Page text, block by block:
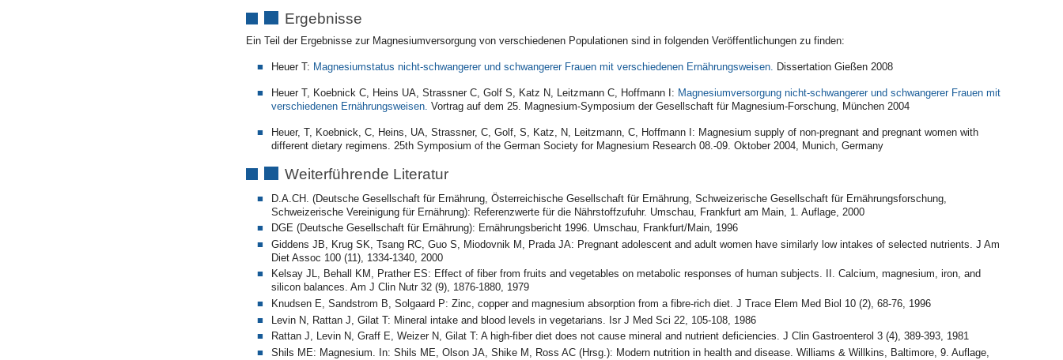
Ergebnisse
Ein Teil der Ergebnisse zur Magnesiumversorgung von verschiedenen Populationen sind in folgenden Veröffentlichungen zu finden:
Heuer T: Magnesiumstatus nicht-schwangerer und schwangerer Frauen mit verschiedenen Ernährungsweisen. Dissertation Gießen 2008
Heuer T, Koebnick C, Heins UA, Strassner C, Golf S, Katz N, Leitzmann C, Hoffmann I: Magnesiumversorgung nicht-schwangerer und schwangerer Frauen mit
verschiedenen Ernährungsweisen. Vortrag auf dem 25. Magnesium-Symposium der Gesellschaft für Magnesium-Forschung, München 2004
Heuer, T, Koebnick, C, Heins, UA, Strassner, C, Golf, S, Katz, N, Leitzmann, C, Hoffmann I: Magnesium supply of non-pregnant and pregnant women with
different dietary regimens. 25th Symposium of the German Society for Magnesium Research 08.-09. Oktober 2004, Munich, Germany
Weiterführende Literatur
D.A.CH. (Deutsche Gesellschaft für Ernährung, Österreichische Gesellschaft für Ernährung, Schweizerische Gesellschaft für Ernährungsforschung,
Schweizerische Vereinigung für Ernährung): Referenzwerte für die Nährstoffzufuhr. Umschau, Frankfurt am Main, 1. Auflage, 2000
DGE (Deutsche Gesellschaft für Ernährung): Ernährungsbericht 1996. Umschau, Frankfurt/Main, 1996
Giddens JB, Krug SK, Tsang RC, Guo S, Miodovnik M, Prada JA: Pregnant adolescent and adult women have similarly low intakes of selected nutrients. J Am
Diet Assoc 100 (11), 1334-1340, 2000
Kelsay JL, Behall KM, Prather ES: Effect of fiber from fruits and vegetables on metabolic responses of human subjects. II. Calcium, magnesium, iron, and
silicon balances. Am J Clin Nutr 32 (9), 1876-1880, 1979
Knudsen E, Sandstrom B, Solgaard P: Zinc, copper and magnesium absorption from a fibre-rich diet. J Trace Elem Med Biol 10 (2), 68-76, 1996
Levin N, Rattan J, Gilat T: Mineral intake and blood levels in vegetarians. Isr J Med Sci 22, 105-108, 1986
Rattan J, Levin N, Graff E, Weizer N, Gilat T: A high-fiber diet does not cause mineral and nutrient deficiencies. J Clin Gastroenterol 3 (4), 389-393, 1981
Shils ME: Magnesium. In: Shils ME, Olson JA, Shike M, Ross AC (Hrsg.): Modern nutrition in health and disease. Williams & Willkins, Baltimore, 9. Auflage,